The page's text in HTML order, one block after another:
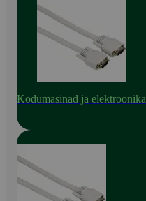
Kodumasinad ja elektroonika